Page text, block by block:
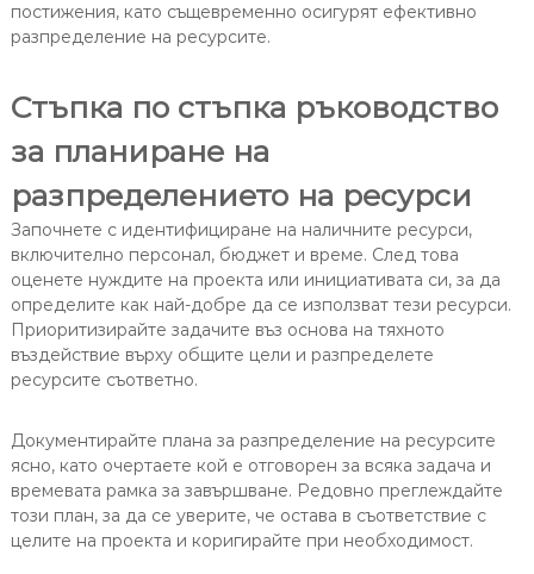
постижения, като същевременно осигурят ефективно
разпределение на ресурсите.
Стъпка по стъпка ръководство
за планиране на
разпределението на ресурси
Започнете с идентифициране на наличните ресурси,
включително персонал, бюджет и време. След това
оценете нуждите на проекта или инициативата си, за да
определите как най-добре да се използват тези ресурси.
Приоритизирайте задачите въз основа на тяхното
въздействие върху общите цели и разпределете
ресурсите съответно.
Документирайте плана за разпределение на ресурсите
ясно, като очертаете кой е отговорен за всяка задача и
времевата рамка за завършване. Редовно преглеждайте
този план, за да се уверите, че остава в съответствие с
целите на проекта и коригирайте при необходимост.